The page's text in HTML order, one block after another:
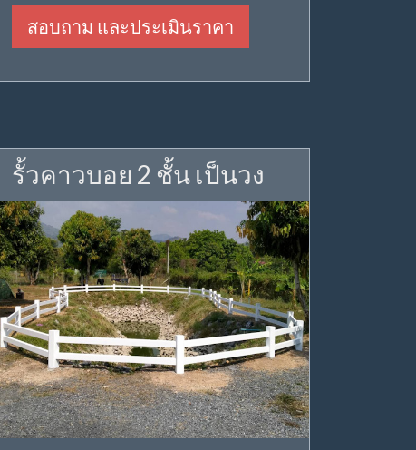
สอบถาม และประเมินราคา
รั้วคาวบอย 2 ชั้น เป็นวง